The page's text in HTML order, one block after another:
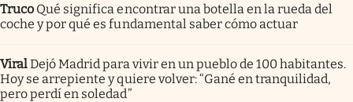
Truco Qué significa encontrar una botella en la rueda del
coche y por qué es fundamental saber cómo actuar
ViralDejó Madrid para vivir en un pueblo de 100 habitantes.
Hoy se arrepiente y quiere volver: “Gané en tranquilidad,
pero perdí en soledad”